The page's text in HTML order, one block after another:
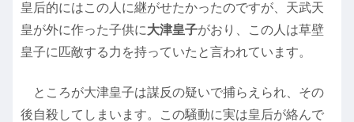
皇后的にはこの人に継がせたかったのですが、天武天
皇が外に作った子供に大津皇子がおり、この人は草壁
皇子に匹敵する力を持っていたと言われています。
ところが大津皇子は謀反の疑いで捕らえられ、その
後自殺してしまいます。この騒動に実は皇后が絡んで